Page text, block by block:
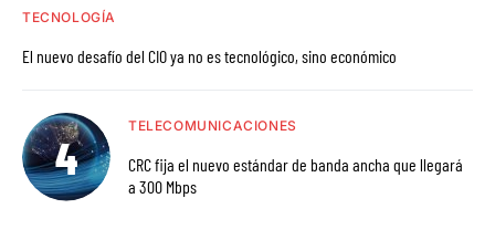
TECNOLOGÍA
El nuevo desafío del CIO ya no es tecnológico, sino económico
TELECOMUNICACIONES
CRC fija el nuevo estándar de banda ancha que llegará
a 300 Mbps